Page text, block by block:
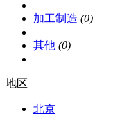
加工制造 (0)
其他 (0)
地区
北京